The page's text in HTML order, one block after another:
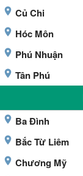
Củ Chi
Hóc Môn
Phú Nhuận
Tân Phú
Ba Đình
Bắc Từ Liêm
Chương Mỹ